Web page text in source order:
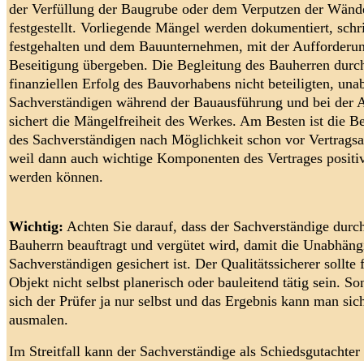
der Verfüllung der Baugrube oder dem Verputzen der
festgestellt. Vorliegende Mängel werden dokumentiert,
festgehalten und dem Bauunternehmen, mit der
Beseitigung übergeben. Die Begleitung des Bauherren
finanziellen Erfolg des Bauvorhabens nicht beteiligten,
Sachverständigen während der Bauausführung und bei der
sichert die Mängelfreiheit des Werkes. Am Besten ist die
des Sachverständigen nach Möglichkeit schon vor
weil dann auch wichtige Komponenten des Vertrages
werden können.
Wichtig: Achten Sie darauf, dass der Sachverständige
Bauherrn beauftragt und vergütet wird, damit die
Sachverständigen gesichert ist. Der Qualitätssicherer sollte
Objekt nicht selbst planerisch oder bauleitend tätig sein.
sich der Prüfer ja nur selbst und das Ergebnis kann man
ausmalen.
Im Streitfall kann der Sachverständige als Schiedsgutachter